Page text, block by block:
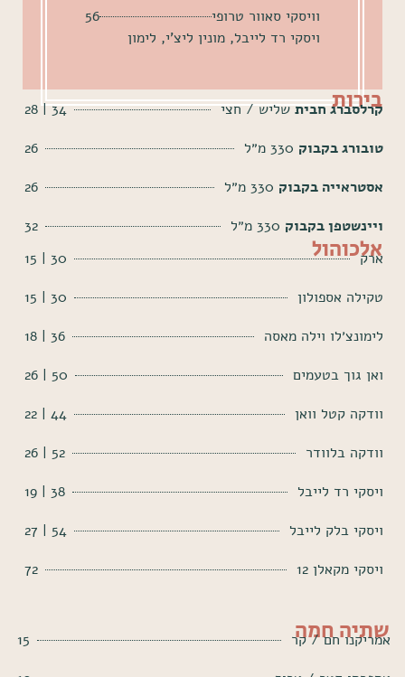
וויסקי סאוור טרופי
56
ויסקי רד לייבל, מונין ליצ'י, לימון
בירות
קרלסברג חביתשליש / חצי
34 | 28
טובורג בקבוק
26
אסטראייה בקבוק
26
ויינשטפן בקבוק
32
אלכוהול
ארק
30 | 15
טקילה אספולון
30 | 15
לימונצ׳לו וילה מאסה
36 | 18
ואן גוך בטעמים
50 | 26
וודקה קטל וואן
44 | 22
וודקה בלוודר
52 | 26
ויסקי רד לייבל
38 | 19
ויסקי בלק לייבל
54 | 27
ויסקי מקאלן 12
72
שתיה חמה
אמריקנו חם / קר
15